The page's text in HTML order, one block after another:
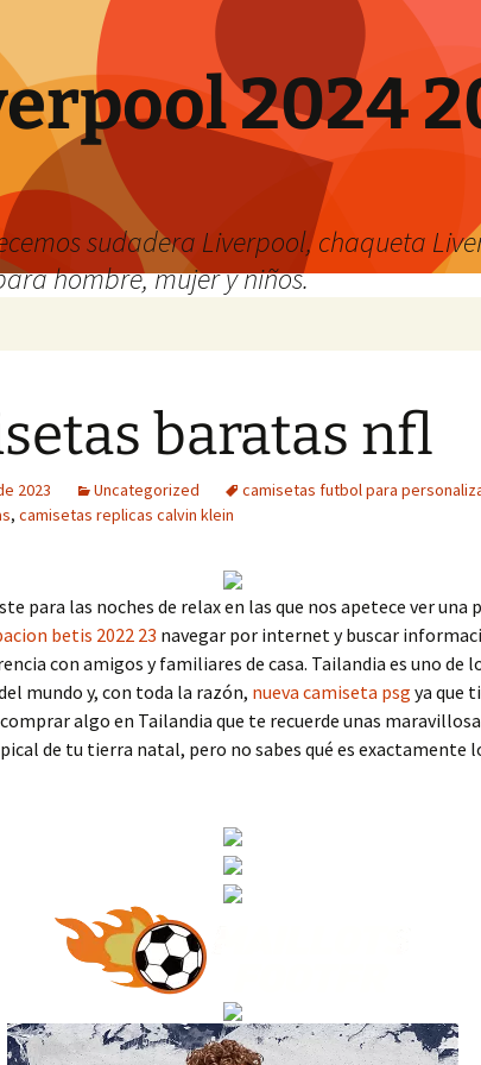
2024
sudadera Liverpool, chaqueta
hombre, mujer y niños.
baratas nfl
2023 Uncategorized camisetas futbol para
, camisetas replicas calvin klein
para las noches de relax en las que nos apetece ver una
betis 2022 23 navegar por internet y buscar
con amigos y familiares de casa. Tailandia es uno de
mundo y, con toda la razón, nueva camiseta psg ya que
algo en Tailandia que te recuerde unas
de tu tierra natal, pero no sabes qué es exactamente